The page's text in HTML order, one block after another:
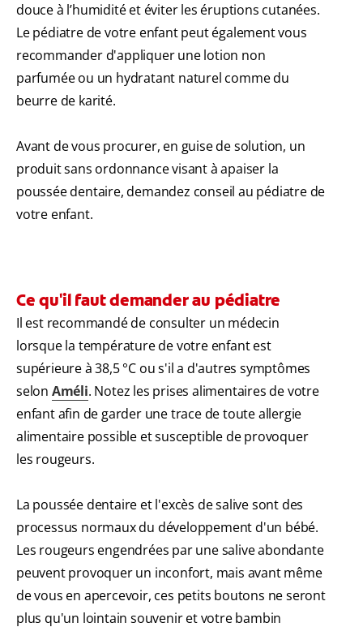
douce à l’humidité et éviter les éruptions cutanées.
Le pédiatre de votre enfant peut également vous
recommander d'appliquer une lotion non
parfumée ou un hydratant naturel comme du
beurre de karité.
Avant de vous procurer, en guise de solution, un
produit sans ordonnance visant à apaiser la
poussée dentaire, demandez conseil au pédiatre de
votre enfant.
Ce qu'il faut demander au pédiatre
Il est recommandé de consulter un médecin
lorsque la température de votre enfant est
supérieure à 38,5 °C ou s'il a d'autres symptômes
selon Améli. Notez les prises alimentaires de votre
enfant afin de garder une trace de toute allergie
alimentaire possible et susceptible de provoquer
les rougeurs.
La poussée dentaire et l'excès de salive sont des
processus normaux du développement d'un bébé.
Les rougeurs engendrées par une salive abondante
peuvent provoquer un inconfort, mais avant même
de vous en apercevoir, ces petits boutons ne seront
plus qu'un lointain souvenir et votre bambin